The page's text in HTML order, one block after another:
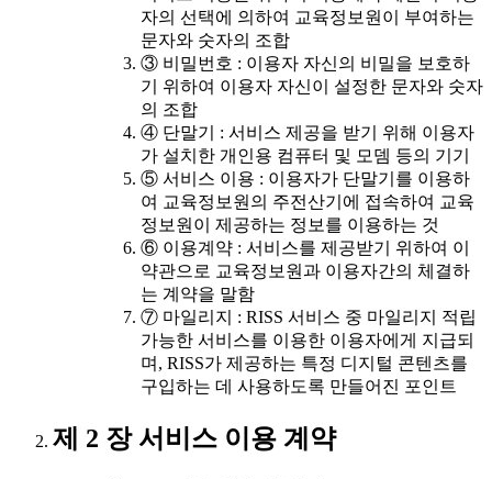
자의 선택에 의하여 교육정보원이 부여하는
문자와 숫자의 조합
③ 비밀번호 : 이용자 자신의 비밀을 보호하
기 위하여 이용자 자신이 설정한 문자와 숫자
의 조합
④ 단말기 : 서비스 제공을 받기 위해 이용자
가 설치한 개인용 컴퓨터 및 모뎀 등의 기기
⑤ 서비스 이용 : 이용자가 단말기를 이용하
여 교육정보원의 주전산기에 접속하여 교육
정보원이 제공하는 정보를 이용하는 것
⑥ 이용계약 : 서비스를 제공받기 위하여 이
약관으로 교육정보원과 이용자간의 체결하
는 계약을 말함
⑦ 마일리지 : RISS 서비스 중 마일리지 적립
가능한 서비스를 이용한 이용자에게 지급되
며, RISS가 제공하는 특정 디지털 콘텐츠를
구입하는 데 사용하도록 만들어진 포인트
제 2 장 서비스 이용 계약